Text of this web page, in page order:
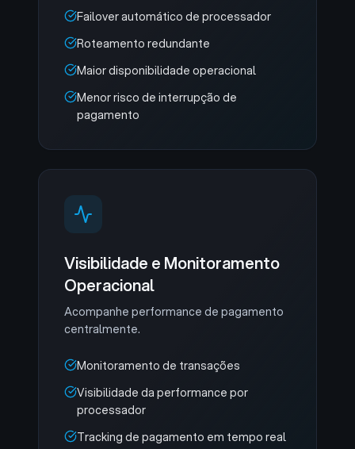
Failover automático de processador
Roteamento redundante
Maior disponibilidade operacional
Menor risco de interrupção de
pagamento
Visibilidade e Monitoramento
Operacional
Acompanhe performance de pagamento
centralmente.
Monitoramento de transações
Visibilidade da performance por
processador
Tracking de pagamento em tempo real